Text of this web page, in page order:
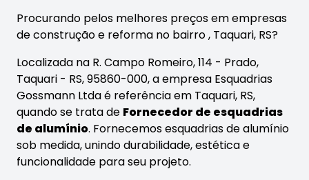
Procurando pelos melhores preços em empresas
de construção e reforma no bairro, Taquari, RS?
Localizada na R. Campo Romeiro, 114 - Prado,
Taquari - RS, 95860-000, a empresa Esquadrias
Gossmann Ltda é referência em Taquari, RS,
quando se trata de Fornecedor de esquadrias
de alumínio. Fornecemos esquadrias de alumínio
sob medida, unindo durabilidade, estética e
funcionalidade para seu projeto.